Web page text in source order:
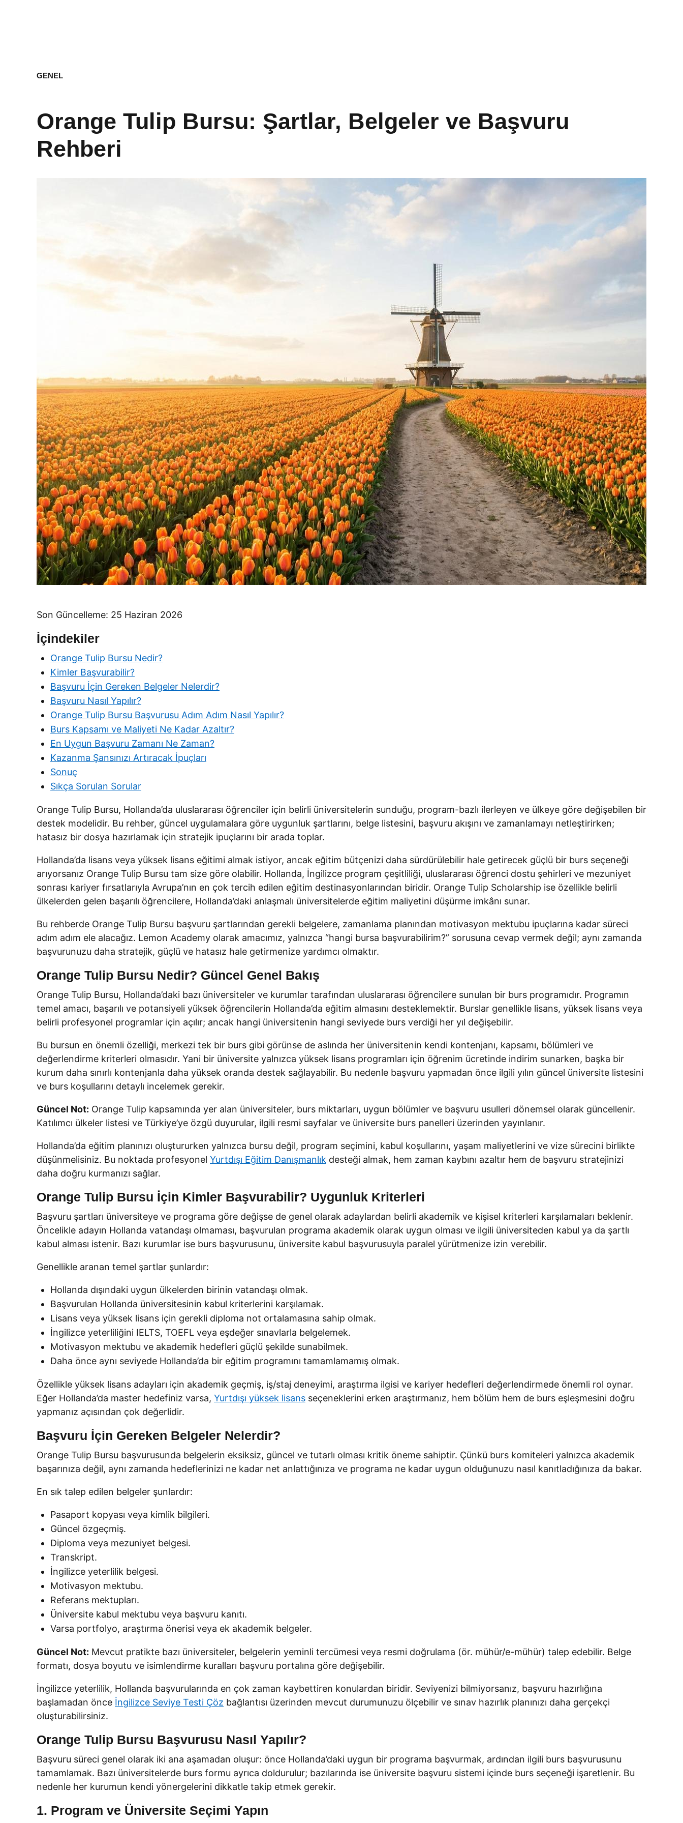
GENEL
Orange Tulip Bursu: Şartlar, Belgeler ve Başvuru
Rehberi
Son Güncelleme: 25 Haziran 2026
İçindekiler
Orange Tulip Bursu Nedir?
Kimler Başvurabilir?
Başvuru İçin Gereken Belgeler Nelerdir?
Başvuru Nasıl Yapılır?
Orange Tulip Bursu Başvurusu Adım Adım Nasıl Yapılır?
Burs Kapsamı ve Maliyeti Ne Kadar Azaltır?
En Uygun Başvuru Zamanı Ne Zaman?
Kazanma Şansınızı Artıracak İpuçları
Sonuç
Sıkça Sorulan Sorular
Orange Tulip Bursu, Hollanda’da uluslararası öğrenciler için belirli üniversitelerin sunduğu, program-bazlı ilerleyen ve ülkeye göre değişebilen bir
destek modelidir. Bu rehber, güncel uygulamalara göre uygunluk şartlarını, belge listesini, başvuru akışını ve zamanlamayı netleştirirken;
hatasız bir dosya hazırlamak için stratejik ipuçlarını bir arada toplar.
Hollanda’da lisans veya yüksek lisans eğitimi almak istiyor, ancak eğitim bütçenizi daha sürdürülebilir hale getirecek güçlü bir burs seçeneği
arıyorsanız Orange Tulip Bursu tam size göre olabilir. Hollanda, İngilizce program çeşitliliği, uluslararası öğrenci dostu şehirleri ve mezuniyet
sonrası kariyer fırsatlarıyla Avrupa’nın en çok tercih edilen eğitim destinasyonlarından biridir. Orange Tulip Scholarship ise özellikle belirli
ülkelerden gelen başarılı öğrencilere, Hollanda’daki anlaşmalı üniversitelerde eğitim maliyetini düşürme imkânı sunar.
Bu rehberde Orange Tulip Bursu başvuru şartlarından gerekli belgelere, zamanlama planından motivasyon mektubu ipuçlarına kadar süreci
adım adım ele alacağız. Lemon Academy olarak amacımız, yalnızca “hangi bursa başvurabilirim?” sorusuna cevap vermek değil; aynı zamanda
başvurunuzu daha stratejik, güçlü ve hatasız hale getirmenize yardımcı olmaktır.
Orange Tulip Bursu Nedir? Güncel Genel Bakış
Orange Tulip Bursu, Hollanda’daki bazı üniversiteler ve kurumlar tarafından uluslararası öğrencilere sunulan bir burs programıdır. Programın
temel amacı, başarılı ve potansiyeli yüksek öğrencilerin Hollanda’da eğitim almasını desteklemektir. Burslar genellikle lisans, yüksek lisans veya
belirli profesyonel programlar için açılır; ancak hangi üniversitenin hangi seviyede burs verdiği her yıl değişebilir.
Bu bursun en önemli özelliği, merkezi tek bir burs gibi görünse de aslında her üniversitenin kendi kontenjanı, kapsamı, bölümleri ve
değerlendirme kriterleri olmasıdır. Yani bir üniversite yalnızca yüksek lisans programları için öğrenim ücretinde indirim sunarken, başka bir
kurum daha sınırlı kontenjanla daha yüksek oranda destek sağlayabilir. Bu nedenle başvuru yapmadan önce ilgili yılın güncel üniversite listesini
ve burs koşullarını detaylı incelemek gerekir.
Güncel Not: Orange Tulip kapsamında yer alan üniversiteler, burs miktarları, uygun bölümler ve başvuru usulleri dönemsel olarak güncellenir.
Katılımcı ülkeler listesi ve Türkiye’ye özgü duyurular, ilgili resmi sayfalar ve üniversite burs panelleri üzerinden yayınlanır.
Hollanda’da eğitim planınızı oluştururken yalnızca bursu değil, program seçimini, kabul koşullarını, yaşam maliyetlerini ve vize sürecini birlikte
düşünmelisiniz. Bu noktada profesyonel Yurtdışı Eğitim Danışmanlık desteği almak, hem zaman kaybını azaltır hem de başvuru stratejinizi
daha doğru kurmanızı sağlar.
Orange Tulip Bursu İçin Kimler Başvurabilir? Uygunluk Kriterleri
Başvuru şartları üniversiteye ve programa göre değişse de genel olarak adaylardan belirli akademik ve kişisel kriterleri karşılamaları beklenir.
Öncelikle adayın Hollanda vatandaşı olmaması, başvurulan programa akademik olarak uygun olması ve ilgili üniversiteden kabul ya da şartlı
kabul alması istenir. Bazı kurumlar ise burs başvurusunu, üniversite kabul başvurusuyla paralel yürütmenize izin verebilir.
Genellikle aranan temel şartlar şunlardır:
Hollanda dışındaki uygun ülkelerden birinin vatandaşı olmak.
Başvurulan Hollanda üniversitesinin kabul kriterlerini karşılamak.
Lisans veya yüksek lisans için gerekli diploma not ortalamasına sahip olmak.
İngilizce yeterliliğini IELTS, TOEFL veya eşdeğer sınavlarla belgelemek.
Motivasyon mektubu ve akademik hedefleri güçlü şekilde sunabilmek.
Daha önce aynı seviyede Hollanda’da bir eğitim programını tamamlamamış olmak.
Özellikle yüksek lisans adayları için akademik geçmiş, iş/staj deneyimi, araştırma ilgisi ve kariyer hedefleri değerlendirmede önemli rol oynar.
Eğer Hollanda’da master hedefiniz varsa, Yurtdışı yüksek lisans seçeneklerini erken araştırmanız, hem bölüm hem de burs eşleşmesini doğru
yapmanız açısından çok değerlidir.
Başvuru İçin Gereken Belgeler Nelerdir?
Orange Tulip Bursu başvurusunda belgelerin eksiksiz, güncel ve tutarlı olması kritik öneme sahiptir. Çünkü burs komiteleri yalnızca akademik
başarınıza değil, aynı zamanda hedeflerinizi ne kadar net anlattığınıza ve programa ne kadar uygun olduğunuzu nasıl kanıtladığınıza da bakar.
En sık talep edilen belgeler şunlardır:
Pasaport kopyası veya kimlik bilgileri.
Güncel özgeçmiş.
Diploma veya mezuniyet belgesi.
Transkript.
İngilizce yeterlilik belgesi.
Motivasyon mektubu.
Referans mektupları.
Üniversite kabul mektubu veya başvuru kanıtı.
Varsa portfolyo, araştırma önerisi veya ek akademik belgeler.
Güncel Not: Mevcut pratikte bazı üniversiteler, belgelerin yeminli tercümesi veya resmi doğrulama (ör. mühür/e-mühür) talep edebilir. Belge
formatı, dosya boyutu ve isimlendirme kuralları başvuru portalına göre değişebilir.
İngilizce yeterlilik, Hollanda başvurularında en çok zaman kaybettiren konulardan biridir. Seviyenizi bilmiyorsanız, başvuru hazırlığına
başlamadan önce İngilizce Seviye Testi Çöz bağlantısı üzerinden mevcut durumunuzu ölçebilir ve sınav hazırlık planınızı daha gerçekçi
oluşturabilirsiniz.
Orange Tulip Bursu Başvurusu Nasıl Yapılır?
Başvuru süreci genel olarak iki ana aşamadan oluşur: önce Hollanda’daki uygun bir programa başvurmak, ardından ilgili burs başvurusunu
tamamlamak. Bazı üniversitelerde burs formu ayrıca doldurulur; bazılarında ise üniversite başvuru sistemi içinde burs seçeneği işaretlenir. Bu
nedenle her kurumun kendi yönergelerini dikkatle takip etmek gerekir.
1. Program ve Üniversite Seçimi Yapın